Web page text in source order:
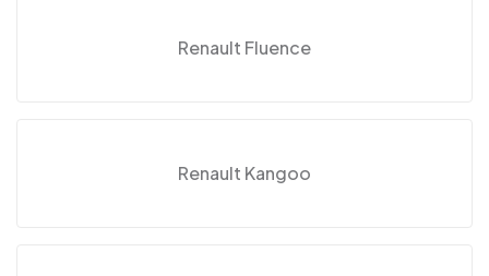
Renault Fluence
Renault Kangoo